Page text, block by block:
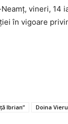
vineri, 14
în vigoare
Ibrian” Doina Vieru